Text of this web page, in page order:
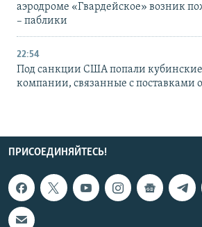
аэродроме «Гвардейское» возник
– паблики
22:54
Под санкции США попали
компании, связанные с поставками
ПРИСОЕДИНЯЙТЕСЬ!